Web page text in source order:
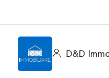
D&D